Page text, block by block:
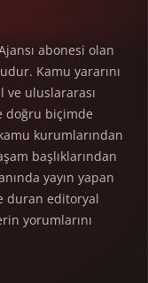
abonesi olan
Kamu yararını
ve uluslararası
doğru biçimde
kurumlarından
başlıklarından
yayın yapan
duran editoryal
yorumlarını